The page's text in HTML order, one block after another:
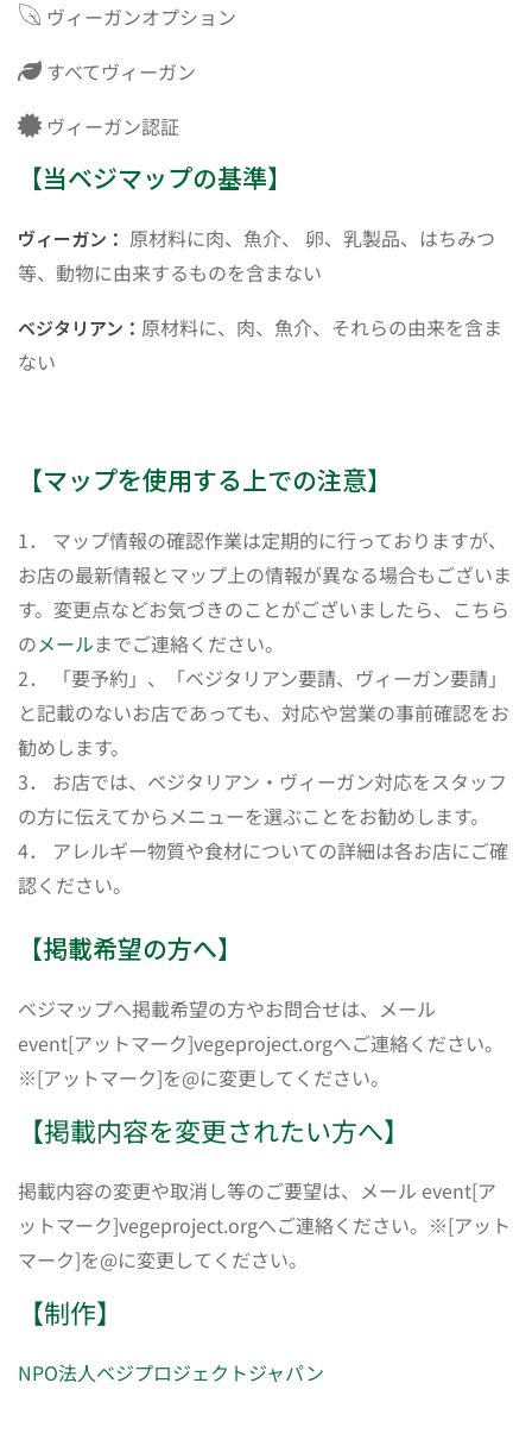
ヴィーガンオプション
すべてヴィーガン
ヴィーガン認証
【当ベジマップの基準】
ヴィーガン： 原材料に肉、魚介、 卵、乳製品、はちみつ
等、動物に由来するものを含まない
ベジタリアン： 原材料に、肉、魚介、それらの由来を含ま
ない
【マップを使用する上での注意】
1． マップ情報の確認作業は定期的に行っておりますが、
お店の最新情報とマップ上の情報が異なる場合もございま
す。変更点などお気づきのことがございましたら、こちら
のメールまでご連絡ください。
2． 「要予約」、「ベジタリアン要請、ヴィーガン要請」
と記載のないお店であっても、対応や営業の事前確認をお
勧めします。
3． お店では、ベジタリアン・ヴィーガン対応をスタッフ
の方に伝えてからメニューを選ぶことをお勧めします。
4． アレルギー物質や食材についての詳細は各お店にご確
認ください。
【掲載希望の方へ】
ベジマップへ掲載希望の方やお問合せは、メール
event[アットマーク]vegeproject.orgへご連絡ください。
※[アットマーク]を@に変更してください。
【掲載内容を変更されたい方へ】
掲載内容の変更や取消し等のご要望は、メール event[ア
ットマーク]vegeproject.orgへご連絡ください。※[アット
マーク]を@に変更してください。
【制作】
NPO法人ベジプロジェクトジャパン